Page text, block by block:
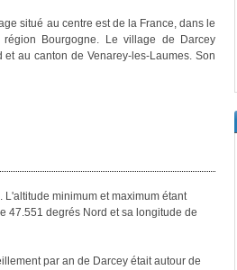
situé au centre est de la France, dans le
Bourgogne. Le village de Darcey
au canton de Venarey-les-Laumes. Son
minimum et maximum étant
47.551 degrés Nord et sa longitude de
par an de Darcey était autour de